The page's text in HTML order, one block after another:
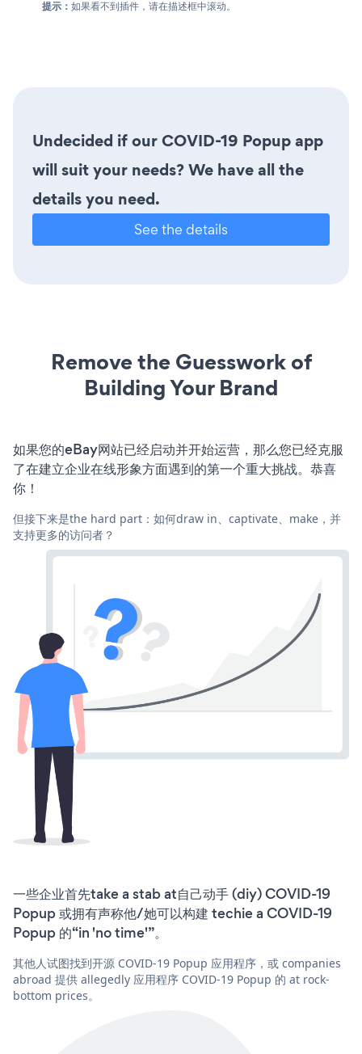
提示： 如果看不到插件，请在描述框中滚动。
Undecided if our COVID-19 Popup app
will suit your needs? We have all the
details you need.
See the details
Remove the Guesswork of
Building Your Brand
如果您的eBay网站已经启动并开始运营，那么您已经克服
了在建立企业在线形象方面遇到的第一个重大挑战。恭喜
你！
但接下来是the hard part：如何draw in、captivate、make，并
支持更多的访问者？
一些企业首先take a stab at自己动手 (diy) COVID-19
Popup 或拥有声称他/她可以构建 techie a COVID-19
Popup 的“in 'no time'”。
其他人试图找到开源 COVID-19 Popup 应用程序，或 companies
abroad 提供 allegedly 应用程序 COVID-19 Popup 的 at rock-
bottom prices。